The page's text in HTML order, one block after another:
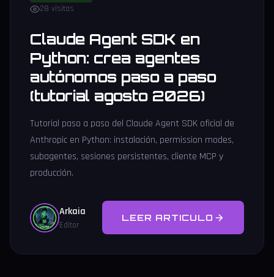
28 visitas
Claude Agent SDK en
Python: crea agentes
autónomos paso a paso
(tutorial agosto 2026)
Tutorial paso a paso del Claude Agent SDK oficial de
Anthropic en Python: instalación, permission modes,
subagentes, sesiones persistentes, cliente MCP y
producción.
Arkaia
Editor
LEER ARTICULO